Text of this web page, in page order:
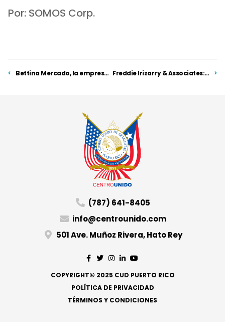
Por: SOMOS Corp.
Bettina Mercado, la empresaria detrás de la marca Freddie Irizarry & Associates: Aliados de la innovación energética del CUD
(787) 641-8405
info@centrounido.com
501 Ave. Muñoz Rivera, Hato Rey
COPYRIGHT© 2025 CUD PUERTO RICO
POLÍTICA DE PRIVACIDAD
TÉRMINOS Y CONDICIONES